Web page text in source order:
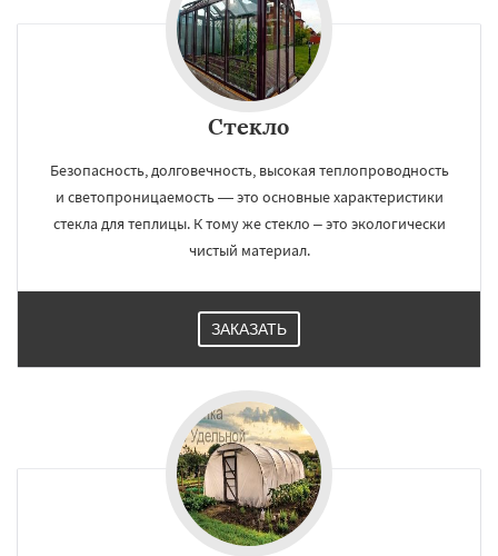
Работаем по
Фосфоритный Фряново Хорлово
Черкизово Черусти Шаховская
Стекло
Безопасность, долговечность, высокая теплопроводность
и светопроницаемость — это основные характеристики
стекла для теплицы. К тому же стекло – это экологически
чистый материал.
ЗАКАЗАТЬ
УЗНАТЬ ПОДРОБНЕЕ